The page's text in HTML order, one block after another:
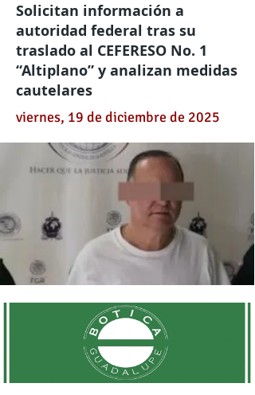
Solicitan información a
autoridad federal tras su
traslado al CEFERESO No. 1
“Altiplano” y analizan medidas
cautelares
viernes, 19 de diciembre de 2025